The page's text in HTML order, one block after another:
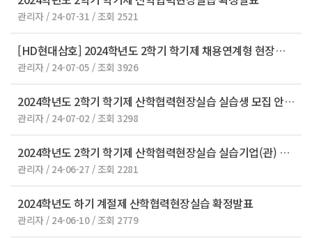
관리자 / 24-07-31 / 조회 2521
[HD현대삼호] 2024학년도 2학기 학기제 채용연계형 현장실습 실습생 모집 안내 (~7.12 …
관리자 / 24-07-05 / 조회 3926
2024학년도 2학기 학기제 산학협력현장실습 실습생 모집 안내
관리자 / 24-07-02 / 조회 3298
2024학년도 2학기 학기제 산학협력현장실습 실습기업(관) 모집 안내
관리자 / 24-06-27 / 조회 2281
2024학년도 하기 계절제 산학협력현장실습 확정발표
관리자 / 24-06-10 / 조회 2779